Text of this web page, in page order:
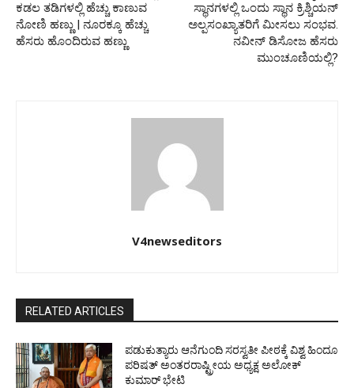
ಕಡಲ ತಡಿಗಳಲ್ಲಿ ಹೆಚ್ಚು ಕಾಣುವ
ನೋಣಿ ಹಣ್ಣು | ನೂರಕ್ಕೂ ಹೆಚ್ಚು
ಹೆಸರು ಹೊಂದಿರುವ ಹಣ್ಣು
ಸ್ಥಾನಗಳಲ್ಲಿ ಒಂದು ಸ್ಥಾನ ಕ್ರಿಶ್ಚಿಯನ್
ಅಲ್ಪಸಂಖ್ಯಾತರಿಗೆ ಮೀಸಲು ಸಂಭವ.
ನವೀನ್ ಡಿಸೋಜ ಹೆಸರು
ಮುಂಚೂಣಿಯಲ್ಲಿ?
V4newseditors
RELATED ARTICLES
ಪಡುಕುತ್ಯಾರು ಆನೆಗುಂದಿ ಸರಸ್ವತೀ ಪೀಠಕ್ಕೆ ವಿಶ್ವ ಹಿಂದೂ
ಪರಿಷತ್ ಅಂತರರಾಷ್ಟ್ರೀಯ ಅಧ್ಯಕ್ಷ ಅಲೋಕ್
ಕುಮಾರ್ ಭೇಟಿ